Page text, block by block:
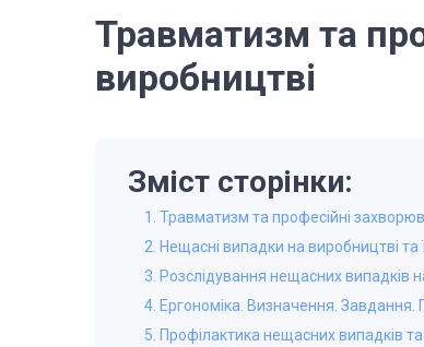
Травматизм та
виробництві
Зміст сторінки:
1. Травматизм та професійні
2. Нещасні випадки на виробництві та
3. Розслідування нещасних випадків
4. Ергономіка. Визначення.
5. Профілактика нещасних випадків